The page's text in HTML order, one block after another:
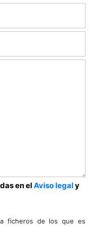
en elAviso legaly
ficheros de los que es